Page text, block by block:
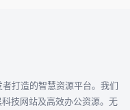
打造的智慧资源平台。我们
技网站及高效办公资源。无